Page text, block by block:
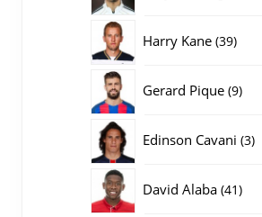
Harry Kane 3939
Gerard Pique 99
Edinson Cavani 33
David Alaba 4141